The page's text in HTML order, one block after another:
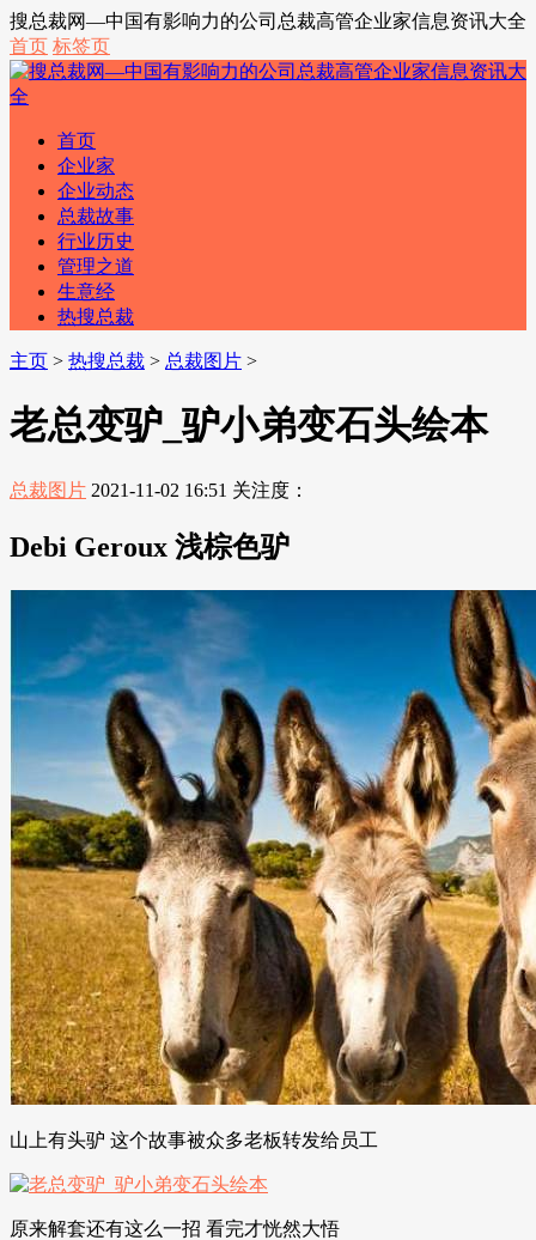
搜总裁网—中国有影响力的公司总裁高管企业家信息资讯大全
首页 标签页
首页
企业家
企业动态
总裁故事
行业历史
管理之道
生意经
热搜总裁
主页 > 热搜总裁 > 总裁图片 >
老总变驴_驴小弟变石头绘本
总裁图片 2021-11-02 16:51 关注度：
Debi Geroux 浅棕色驴
山上有头驴 这个故事被众多老板转发给员工
原来解套还有这么一招 看完才恍然大悟